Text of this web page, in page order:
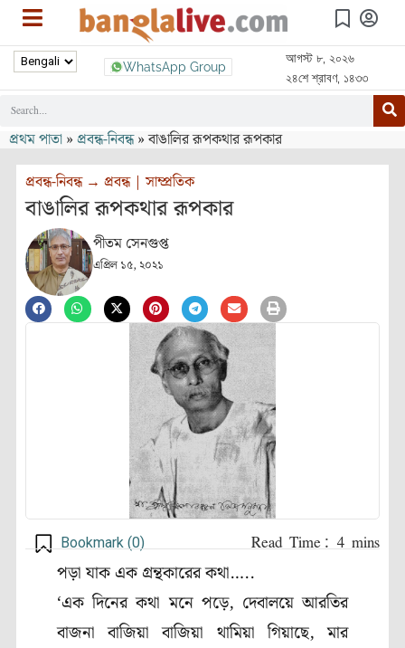
WhatsApp Group
আগস্ট ৮, ২০২৬
২৪শে শ্রাবণ, ১৪৩৩
প্রথম পাতা »প্রবন্ধ-নিবন্ধ»বাঙালির রূপকথার রূপকার
প্রবন্ধ-নিবন্ধ→ প্রবন্ধ|সাম্প্রতিক
বাঙালির রূপকথার রূপকার
পীতম সেনগুপ্ত
এপ্রিল ১৫, ২০২১
Bookmark (0)
পড়া যাক এক গ্রন্থকারের কথা…..
‘এক দিনের কথা মনে পড়ে, দেবালয়ে আরতির
বাজনা বাজিয়া বাজিয়া থামিয়া গিয়াছে,মার